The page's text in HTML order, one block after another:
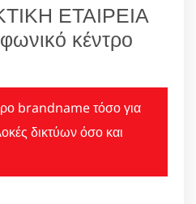
ΕΤΑΙΡΕΙΑ
κέντρο
brandname τόσο για
δικτύων όσο και